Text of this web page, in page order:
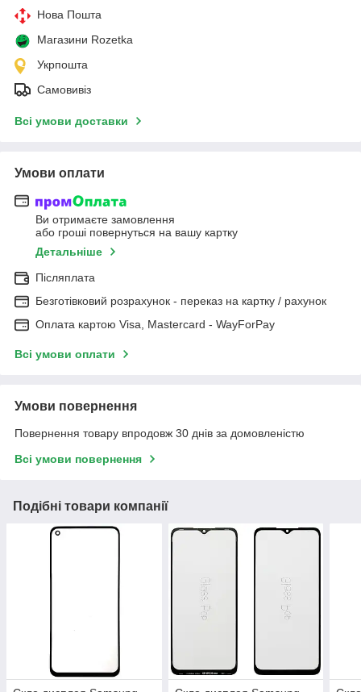
Нова Пошта
Магазини Rozetka
Укрпошта
Самовивіз
Всі умови доставки
Умови оплати
Ви отримаєте замовлення
або гроші повернуться на вашу картку
Детальніше
Післяплата
Безготівковий розрахунок - переказ на картку / рахунок
Оплата картою Visa, Mastercard - WayForPay
Всі умови оплати
Умови повернення
Повернення товару впродовж 30 днів за домовленістю
Всі умови повернення
Подібні товари компанії